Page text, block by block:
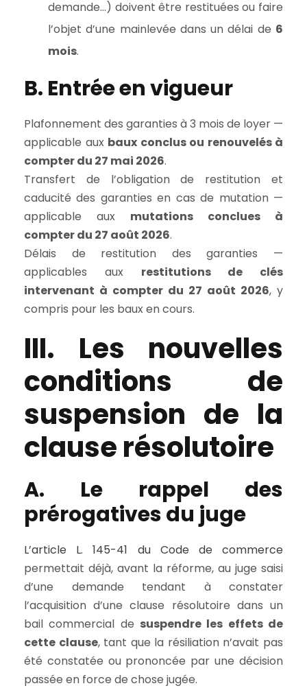
demande…) doivent être restituées ou faire
l’objet d’une mainlevée dans un délai de 6
mois.
B. Entrée en vigueur
Plafonnement des garanties à 3 mois de loyer —
applicable aux baux conclus ou renouvelés à
compter du 27 mai 2026.
Transfert de l’obligation de restitution et
caducité des garanties en cas de mutation —
applicable aux mutations conclues à
compter du 27 août 2026.
Délais de restitution des garanties —
applicables aux restitutions de clés
intervenant à compter du 27 août 2026, y
compris pour les baux en cours.
III. Les nouvelles
conditions de
suspension de la
clause résolutoire
A. Le rappel des
prérogatives du juge
L’article L. 145-41 du Code de commerce
permettait déjà, avant la réforme, au juge saisi
d’une demande tendant à constater
l’acquisition d’une clause résolutoire dans un
bail commercial de suspendre les effets de
cette clause, tant que la résiliation n’avait pas
été constatée ou prononcée par une décision
passée en force de chose jugée.